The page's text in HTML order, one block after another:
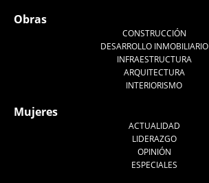
Obras
CONSTRUCCIÓN
DESARROLLO INMOBILIARIO
INFRAESTRUCTURA
ARQUITECTURA
INTERIORISMO
Mujeres
ACTUALIDAD
LIDERAZGO
OPINIÓN
ESPECIALES